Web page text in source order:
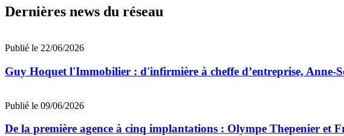
Dernières news du réseau
Publié le 22/06/2026
Guy Hoquet l'Immobilier : d'infirmière à cheffe d’entreprise, Anne-
Publié le 09/06/2026
De la première agence à cinq implantations : Olympe Thepenier et